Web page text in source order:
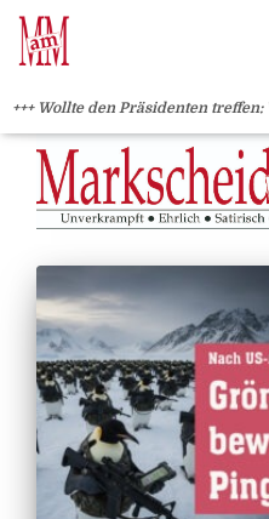
+++ Wollte den Präsidenten